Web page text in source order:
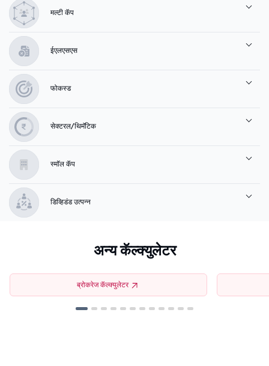
मल्टी कॅप
ईएलएसएस
फोकस्ड
सेक्टरल/थिमॅटिक
स्मॉल कॅप
डिव्हिडंड उत्पन्न
अन्य कॅल्क्युलेटर
ब्रोकरेज कॅल्क्युलेटर